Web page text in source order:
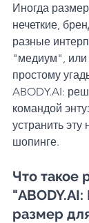
Иногда
нечеткие,
разные
"медиум", или
простому
ABODY.AI:
командой
устранить эту
шопинге.
Что такое
размер